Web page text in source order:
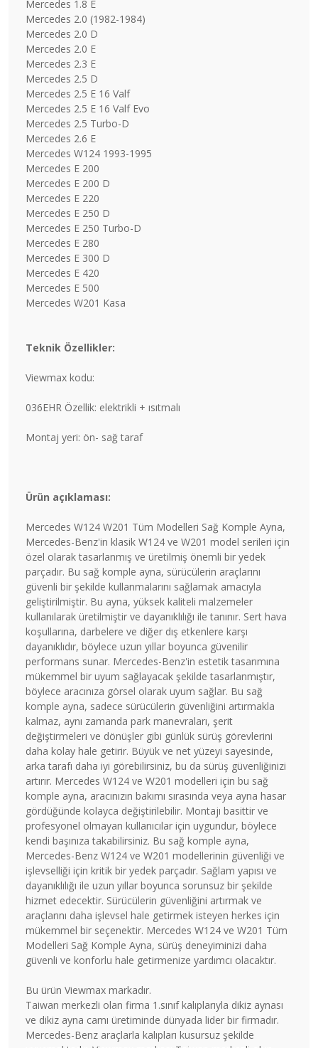
Mercedes 1.8 E
Mercedes 2.0 (1982-1984)
Mercedes 2.0 D
Mercedes 2.0 E
Mercedes 2.3 E
Mercedes 2.5 D
Mercedes 2.5 E 16 Valf
Mercedes 2.5 E 16 Valf Evo
Mercedes 2.5 Turbo-D
Mercedes 2.6 E
Mercedes W124 1993-1995
Mercedes E 200
Mercedes E 200 D
Mercedes E 220
Mercedes E 250 D
Mercedes E 250 Turbo-D
Mercedes E 280
Mercedes E 300 D
Mercedes E 420
Mercedes E 500
Mercedes W201 Kasa
Teknik Özellikler:
Viewmax kodu:
036EHR Özellik: elektrikli + ısıtmalı
Montaj yeri: ön- sağ taraf
Ürün açıklaması:
Mercedes W124 W201 Tüm Modelleri Sağ Komple Ayna,
Mercedes-Benz'in klasik W124 ve W201 model serileri için
özel olarak tasarlanmış ve üretilmiş önemli bir yedek
parçadır. Bu sağ komple ayna, sürücülerin araçlarını
güvenli bir şekilde kullanmalarını sağlamak amacıyla
geliştirilmiştir. Bu ayna, yüksek kaliteli malzemeler
kullanılarak üretilmiştir ve dayanıklılığı ile tanınır. Sert hava
koşullarına, darbelere ve diğer dış etkenlere karşı
dayanıklıdır, böylece uzun yıllar boyunca güvenilir
performans sunar. Mercedes-Benz'in estetik tasarımına
mükemmel bir uyum sağlayacak şekilde tasarlanmıştır,
böylece aracınıza görsel olarak uyum sağlar. Bu sağ
komple ayna, sadece sürücülerin güvenliğini artırmakla
kalmaz, aynı zamanda park manevraları, şerit
değiştirmeleri ve dönüşler gibi günlük sürüş görevlerini
daha kolay hale getirir. Büyük ve net yüzeyi sayesinde,
arka tarafı daha iyi görebilirsiniz, bu da sürüş güvenliğinizi
artırır. Mercedes W124 ve W201 modelleri için bu sağ
komple ayna, aracınızın bakımı sırasında veya ayna hasar
gördüğünde kolayca değiştirilebilir. Montajı basittir ve
profesyonel olmayan kullanıcılar için uygundur, böylece
kendi başınıza takabilirsiniz. Bu sağ komple ayna,
Mercedes-Benz W124 ve W201 modellerinin güvenliği ve
işlevselliği için kritik bir yedek parçadır. Sağlam yapısı ve
dayanıklılığı ile uzun yıllar boyunca sorunsuz bir şekilde
hizmet edecektir. Sürücülerin güvenliğini artırmak ve
araçlarını daha işlevsel hale getirmek isteyen herkes için
mükemmel bir seçenektir. Mercedes W124 ve W201 Tüm
Modelleri Sağ Komple Ayna, sürüş deneyiminizi daha
güvenli ve konforlu hale getirmenize yardımcı olacaktır.
Bu ürün Viewmax markadır.
Taiwan merkezli olan firma 1.sınıf kalıplarıyla dikiz aynası
ve dikiz ayna camı üretiminde dünyada lider bir firmadır.
Mercedes-Benz araçlarla kalıpları kusursuz şekilde